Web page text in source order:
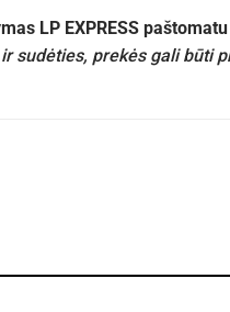
LP EXPRESS
sudėties, prekės gali būti